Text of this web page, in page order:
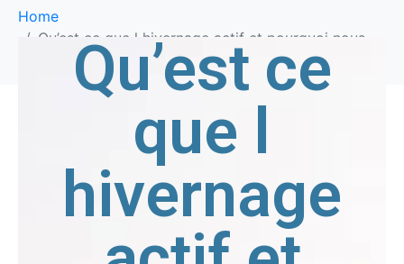
Home
Qu’est ce que l hivernage actif et pourquoi nous
vous conseillons cette option?
Qu’est ce
que l
hivernage